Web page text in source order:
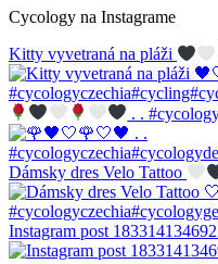
Cycology na Instagrame
Kitty vyvetraná na pláži
. .
Dámsky dres Velo Tattoo
Instagram post